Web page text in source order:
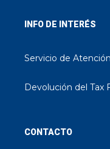
INFO DE INTERÉS
Servicio de
Devolución del Tax
CONTACTO